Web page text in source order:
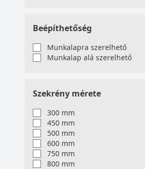
G52 kőfehér
G55 kőszürke
M70 fémfekete
M79 alumínium
G39 lágy fehér
G43 szürkésbarna
Beépíthetőség
Munkalapra szerelhető
Munkalap alá szerelhető
Szekrény mérete
300 mm
450 mm
500 mm
600 mm
750 mm
800 mm